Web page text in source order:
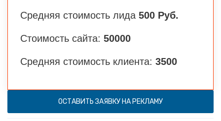
Средняя стоимость лида 500 Руб.
Стоимость сайта: 50000
Средняя стоимость клиента: 3500
ОСТАВИТЬ ЗАЯВКУ НА РЕКЛАМУ